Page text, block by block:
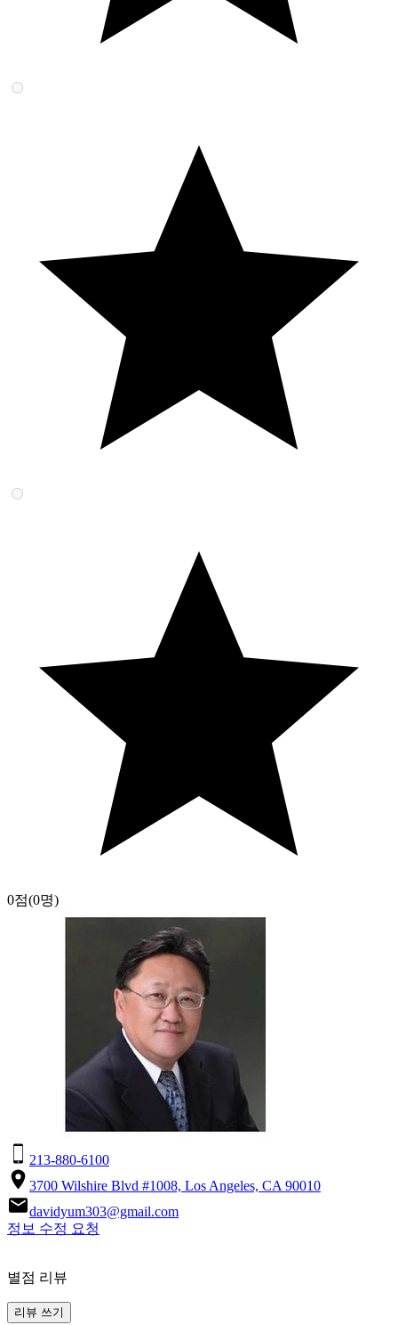
0점(0명)
213-880-6100
3700 Wilshire Blvd #1008, Los Angeles, CA 90010
davidyum303@gmail.com
정보 수정 요청
별점 리뷰
리뷰 쓰기